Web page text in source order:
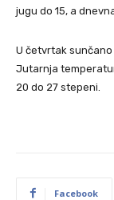
jugu do 15, a
U četvrtak
Jutarnja
20 do 27 stepeni.
Facebook